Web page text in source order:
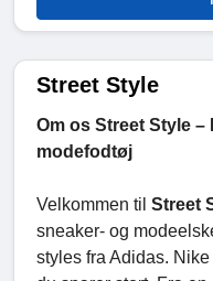
Street Style
Om os Street Style
modefodtøj
Velkommen til Street
sneaker- og
styles fra Adidas. Nike